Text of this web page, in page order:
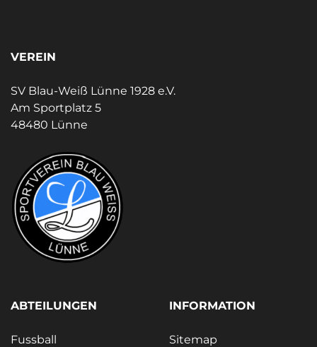
VEREIN
SV Blau-Weiß Lünne 1928 e.V.
Am Sportplatz 5
48480 Lünne
ABTEILUNGEN
Fussball
INFORMATION
Sitemap